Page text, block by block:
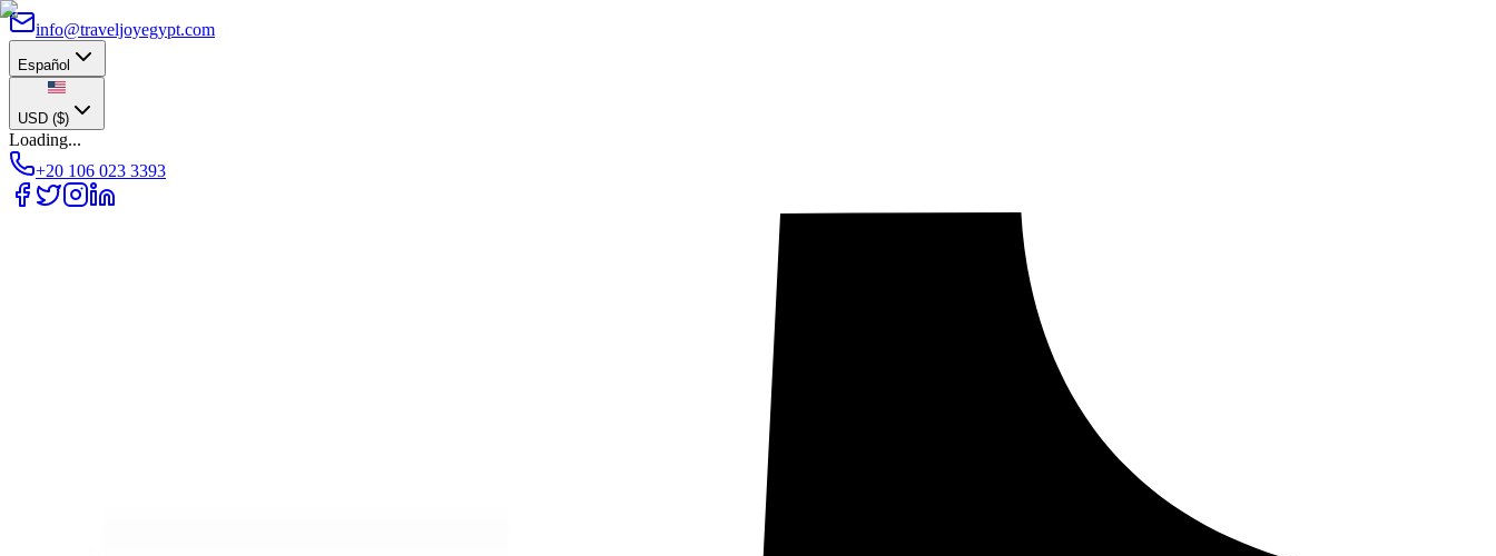
info@traveljoyegypt.com
Español
USD ($)
Loading...
+20 106 023 3393